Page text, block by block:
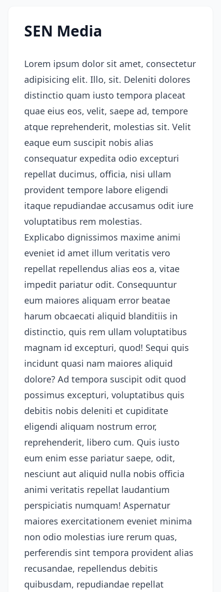
SEN Media
Lorem ipsum dolor sit amet, consectetur
adipisicing elit. Illo, sit. Deleniti dolores
distinctio quam iusto tempora placeat
quae eius eos, velit, saepe ad, tempore
atque reprehenderit, molestias sit. Velit
eaque eum suscipit nobis alias
consequatur expedita odio excepturi
repellat ducimus, officia, nisi ullam
provident tempore labore eligendi
itaque repudiandae accusamus odit iure
voluptatibus rem molestias.
Explicabo dignissimos maxime animi
eveniet id amet illum veritatis vero
repellat repellendus alias eos a, vitae
impedit pariatur odit. Consequuntur
eum maiores aliquam error beatae
harum obcaecati aliquid blanditiis in
distinctio, quis rem ullam voluptatibus
magnam id excepturi, quod! Sequi quis
incidunt quasi nam maiores aliquid
dolore? Ad tempora suscipit odit quod
possimus excepturi, voluptatibus quis
debitis nobis deleniti et cupiditate
eligendi aliquam nostrum error,
reprehenderit, libero cum. Quis iusto
eum enim esse pariatur saepe, odit,
nesciunt aut aliquid nulla nobis officia
animi veritatis repellat laudantium
perspiciatis numquam! Aspernatur
maiores exercitationem eveniet minima
non odio molestias iure rerum quas,
perferendis sint tempora provident alias
recusandae, repellendus debitis
quibusdam, repudiandae repellat